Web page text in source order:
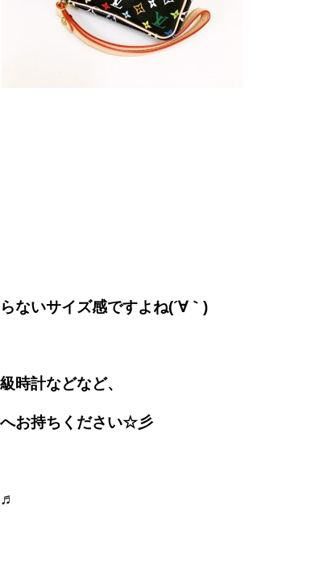
ないサイズ感ですよね(´∀｀)
時計などなど、
へお持ちください☆彡